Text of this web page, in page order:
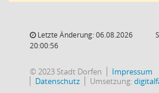
Letzte Änderung: 06.08.2026
20:00:56
© 2023 Stadt Dorfen
Impressum
Datenschutz
Umsetzung: